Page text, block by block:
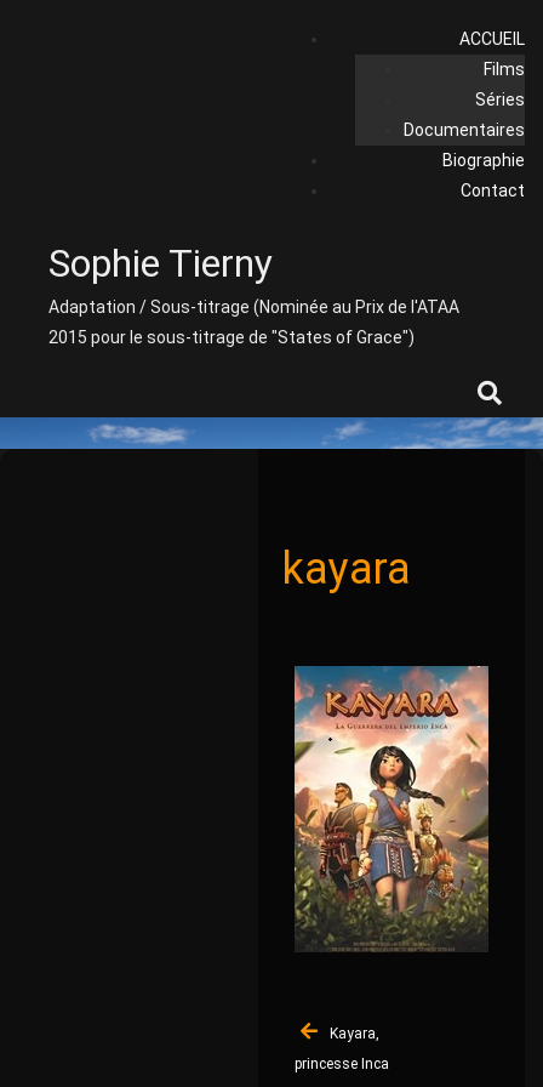
ACCUEIL
Films
Séries
Documentaires
Biographie
Contact
Sophie Tierny
Adaptation / Sous-titrage (Nominée au Prix de l'ATAA
2015 pour le sous-titrage de "States of Grace")
kayara
deKayara,
princesse Inca